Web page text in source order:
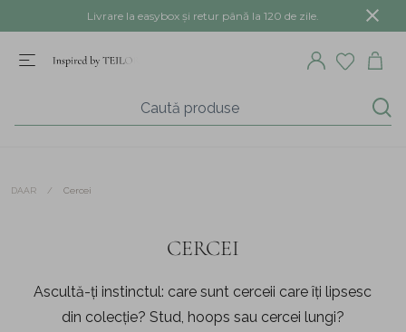
Livrare la easybox și retur până la 120 de zile.
DAAR / Cercei
CERCEI
Ascultă-ți instinctul: care sunt cerceii care îți lipsesc
din colecție? Stud, hoops sau cercei lungi?